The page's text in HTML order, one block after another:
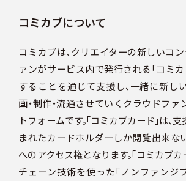
コミカブについて
コミカブは、クリエイターの新しいコ
ァンがサービス内で発行される「コミ
することを通じて支援し、一緒に新し
画・制作・流通させていくクラウドファ
トフォームです。「コミカブカード」は、
まれたカードホルダーしか閲覧出来な
へのアクセス権となります。「コミカブカ
チェーン技術を使った「ノンファンジ